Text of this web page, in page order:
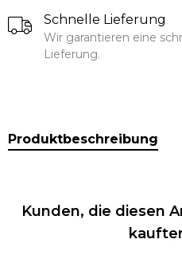
Schnelle Lieferung
Wir garantieren eine
Lieferung.
Produktbeschreibung
Kunden, die diesen